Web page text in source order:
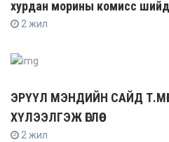
хурдан морины комисс
2 жил
ЭРҮҮЛ МЭНДИЙН САЙД
ХҮЛЭЭЛГЭЖ ӨГЛӨӨ
2 жил